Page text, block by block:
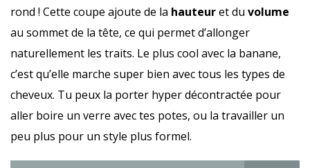
rond ! Cette coupe ajoute de la hauteuret du volume
au sommet de la tête, ce qui permet d’allonger
naturellement les traits. Le plus cool avec la banane,
c’est qu’elle marche super bien avec tous les types de
cheveux. Tu peux la porter hyper décontractée pour
aller boire un verre avec tes potes, ou la travailler un
peu plus pour un style plus formel.